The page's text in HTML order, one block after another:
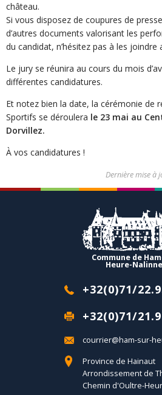
château.
Si vous disposez de coupures de
d’autres documents valorisant les
du candidat, n’hésitez pas à les joindre
Le jury se réunira au cours du mois
différentes candidatures.
Et notez bien la date, la cérémonie de
Sportifs se déroulera le 23 mai au
Dorvillez.
À vos candidatures !
Dernière mise à
Commune de
Heure-
+32(0)71/
+32(0)71/
courrier@ham-sur-
Province de Hainaut
Arrondissement de
Chemin d'Oultre-